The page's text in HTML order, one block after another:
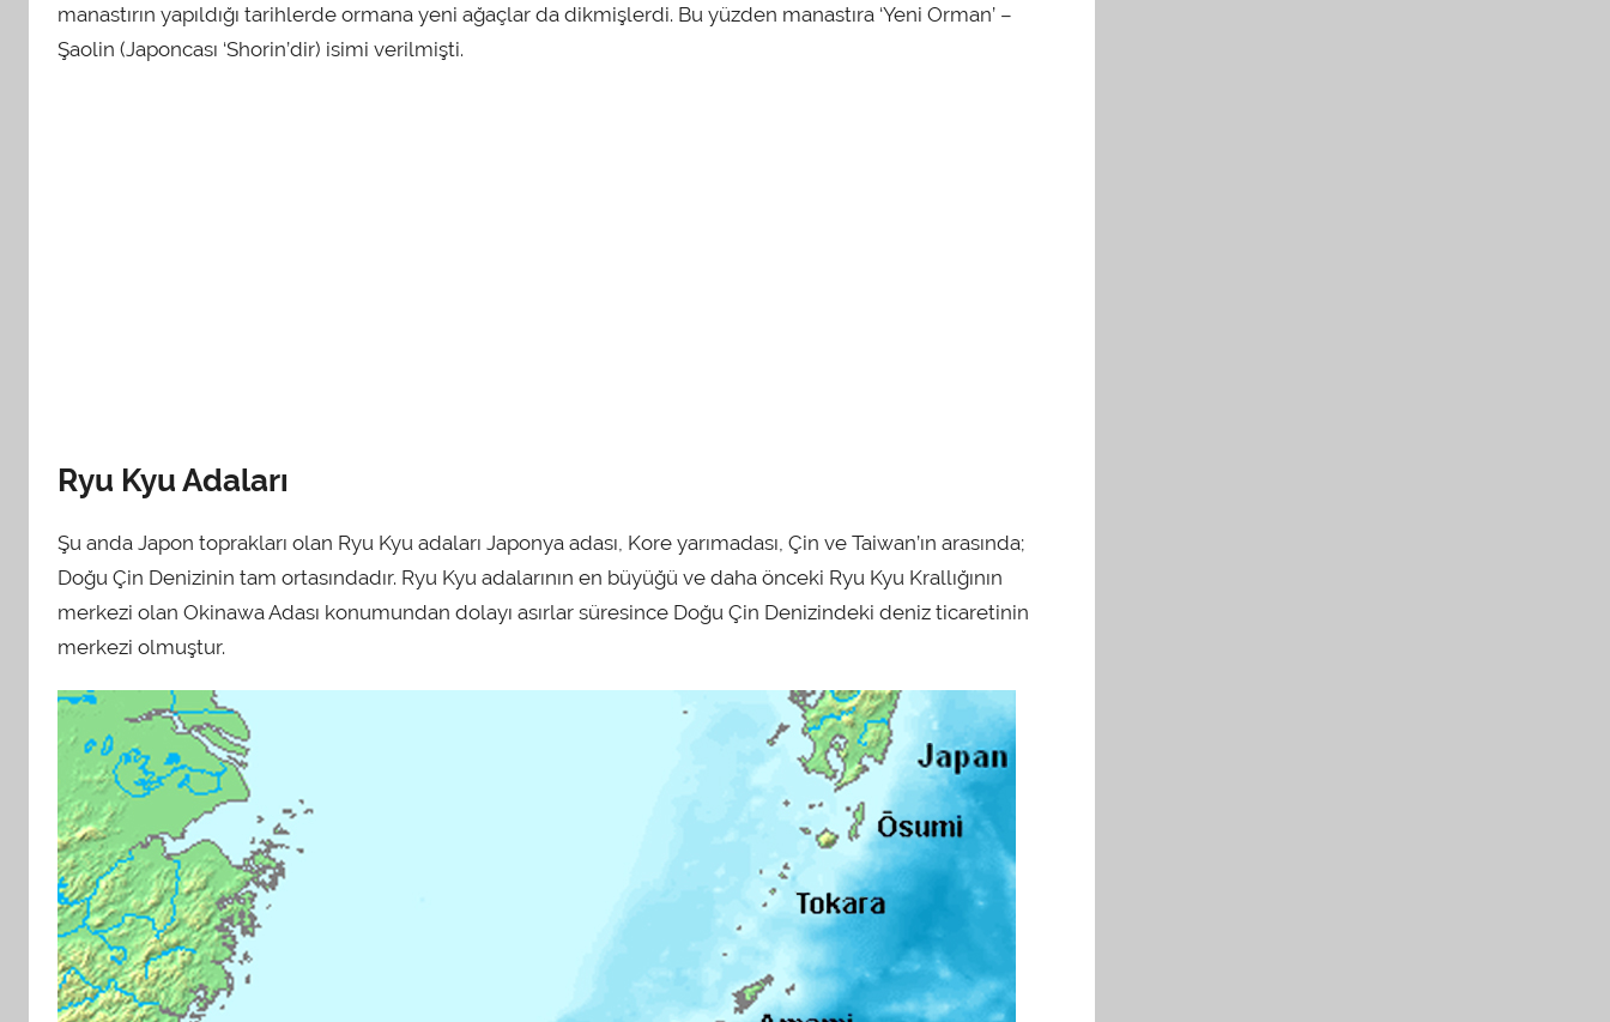
manastırın yapıldığı tarihlerde ormana yeni ağaçlar da dikmişlerdi. Bu yüzden manastıra ‘Yeni Orman’ –
Şaolin (Japoncası ‘Shorin’dir) isimi verilmişti.
Ryu Kyu Adaları
Şu anda Japon toprakları olan Ryu Kyu adaları Japonya adası, Kore yarımadası, Çin ve Taiwan’ın arasında;
Doğu Çin Denizinin tam ortasındadır. Ryu Kyu adalarının en büyüğü ve daha önceki Ryu Kyu Krallığının
merkezi olan Okinawa Adası konumundan dolayı asırlar süresince Doğu Çin Denizindeki deniz ticaretinin
merkezi olmuştur.